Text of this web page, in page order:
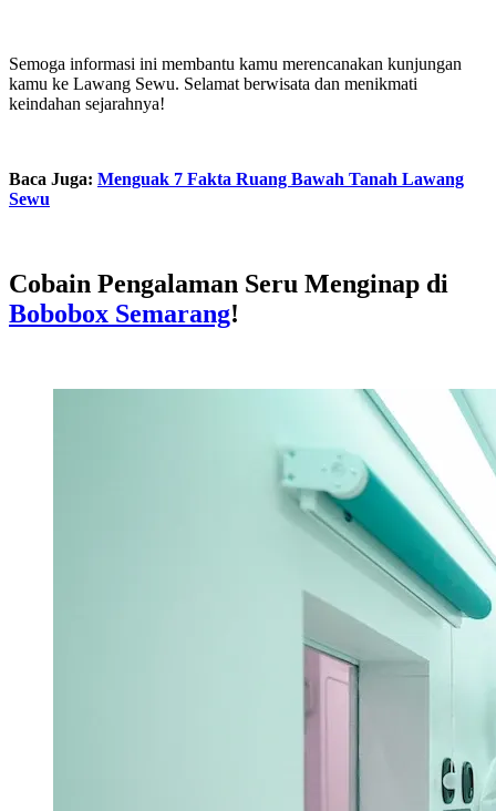
Semoga informasi ini membantu kamu merencanakan kunjungan
kamu ke Lawang Sewu. Selamat berwisata dan menikmati
keindahan sejarahnya!
Baca Juga: Menguak 7 Fakta Ruang Bawah Tanah Lawang
Sewu
Cobain Pengalaman Seru Menginap di
Bobobox Semarang!